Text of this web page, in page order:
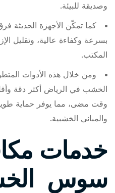
وصديقة للبيئة.
كما تمكّن الأجهزة الحديثة
بسرعة وكفاءة عالية، وتقليل
المكتب.
ومن خلال هذه الأدوات
الخشب في الرياض أكثر دقة
وقت مضى، مما يوفر حماية
والمباني الخشبية.
خدمات